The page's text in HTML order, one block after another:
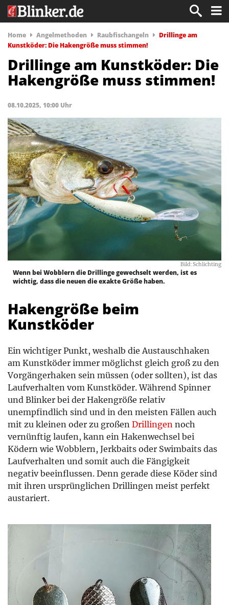
Home Angelmethoden Raubfischangeln
Drillinge am
Kunstköder: Die Hakengröße muss stimmen!
Drillinge am Kunstköder: Die
Hakengröße muss stimmen!
08.10.2025, 10:00 Uhr
Bild: Schlichting
Wenn bei Wobblern die Drillinge gewechselt werden, ist es
wichtig, dass die neuen die exakte Größe haben.
Hakengröße beim
Kunstköder
Ein wichtiger Punkt, weshalb die Austauschhaken
am Kunstköder immer möglichst gleich groß zu den
Vorgängerhaken sein müssen (oder sollten), ist das
Laufverhalten vom Kunstköder. Während Spinner
und Blinker bei der Hakengröße relativ
unempfindlich sind und in den meisten Fällen auch
mit zu kleinen oder zu großen Drillingen noch
vernünftig laufen, kann ein Hakenwechsel bei
Ködern wie Wobblern, Jerkbaits oder Swimbaits das
Laufverhalten und somit auch die Fängigkeit
negativ beeinflussen. Denn gerade diese Köder sind
mit ihren ursprünglichen Drillingen meist perfekt
austariert.